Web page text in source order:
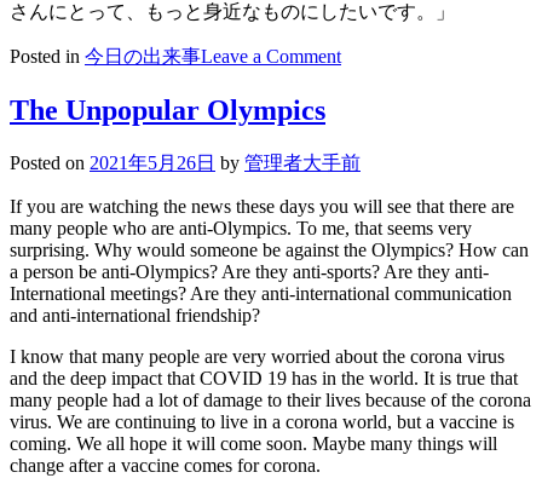
さんにとって、もっと身近なものにしたいです。」
Posted in 今日の出来事Leave a Commenton
徒
役
員
立
候
者
立
会
演
説
The Unpopular Olympics
Posted on 2021年5月26日 by 管理者大手前
If you are watching the news these days you will see that there are
many people who are anti-Olympics. To me, that seems very
surprising. Why would someone be against the Olympics? How can
a person be anti-Olympics? Are they anti-sports? Are they anti-
International meetings? Are they anti-international communication
and anti-international friendship?
I know that many people are very worried about the corona virus
and the deep impact that COVID 19 has in the world. It is true that
many people had a lot of damage to their lives because of the corona
virus. We are continuing to live in a corona world, but a vaccine is
coming. We all hope it will come soon. Maybe many things will
change after a vaccine comes for corona.